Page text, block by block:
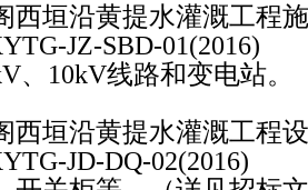
西垣沿黄提水灌溉工程
JZ-SBD-01(2016)
、 10kV线路和变电站。
西垣沿黄提水灌溉工程
JD-DQ-02(2016)